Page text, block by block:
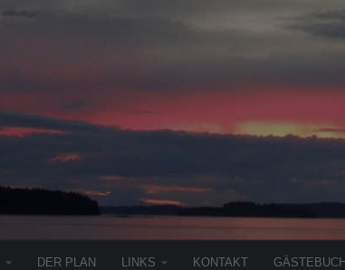
DER PLAN LINKS KONTAKT GÄSTEBUCH